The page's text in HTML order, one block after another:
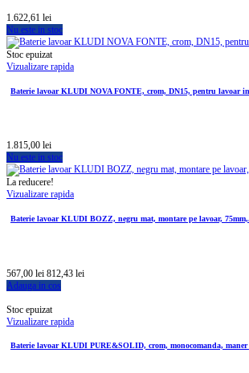
1.622,61 lei
Nu este in stoc
Stoc epuizat
Vizualizare rapida
Baterie lavoar KLUDI NOVA FONTE, crom, DN15, pentru lavoar
1.815,00 lei
Nu este in stoc
La reducere!
Vizualizare rapida
Baterie lavoar KLUDI BOZZ, negru mat, montare pe lavoar,
567,00 lei 812,43 lei
Adauga in cos
Stoc epuizat
Vizualizare rapida
Baterie lavoar KLUDI PURE&SOLID, crom, monocomanda,